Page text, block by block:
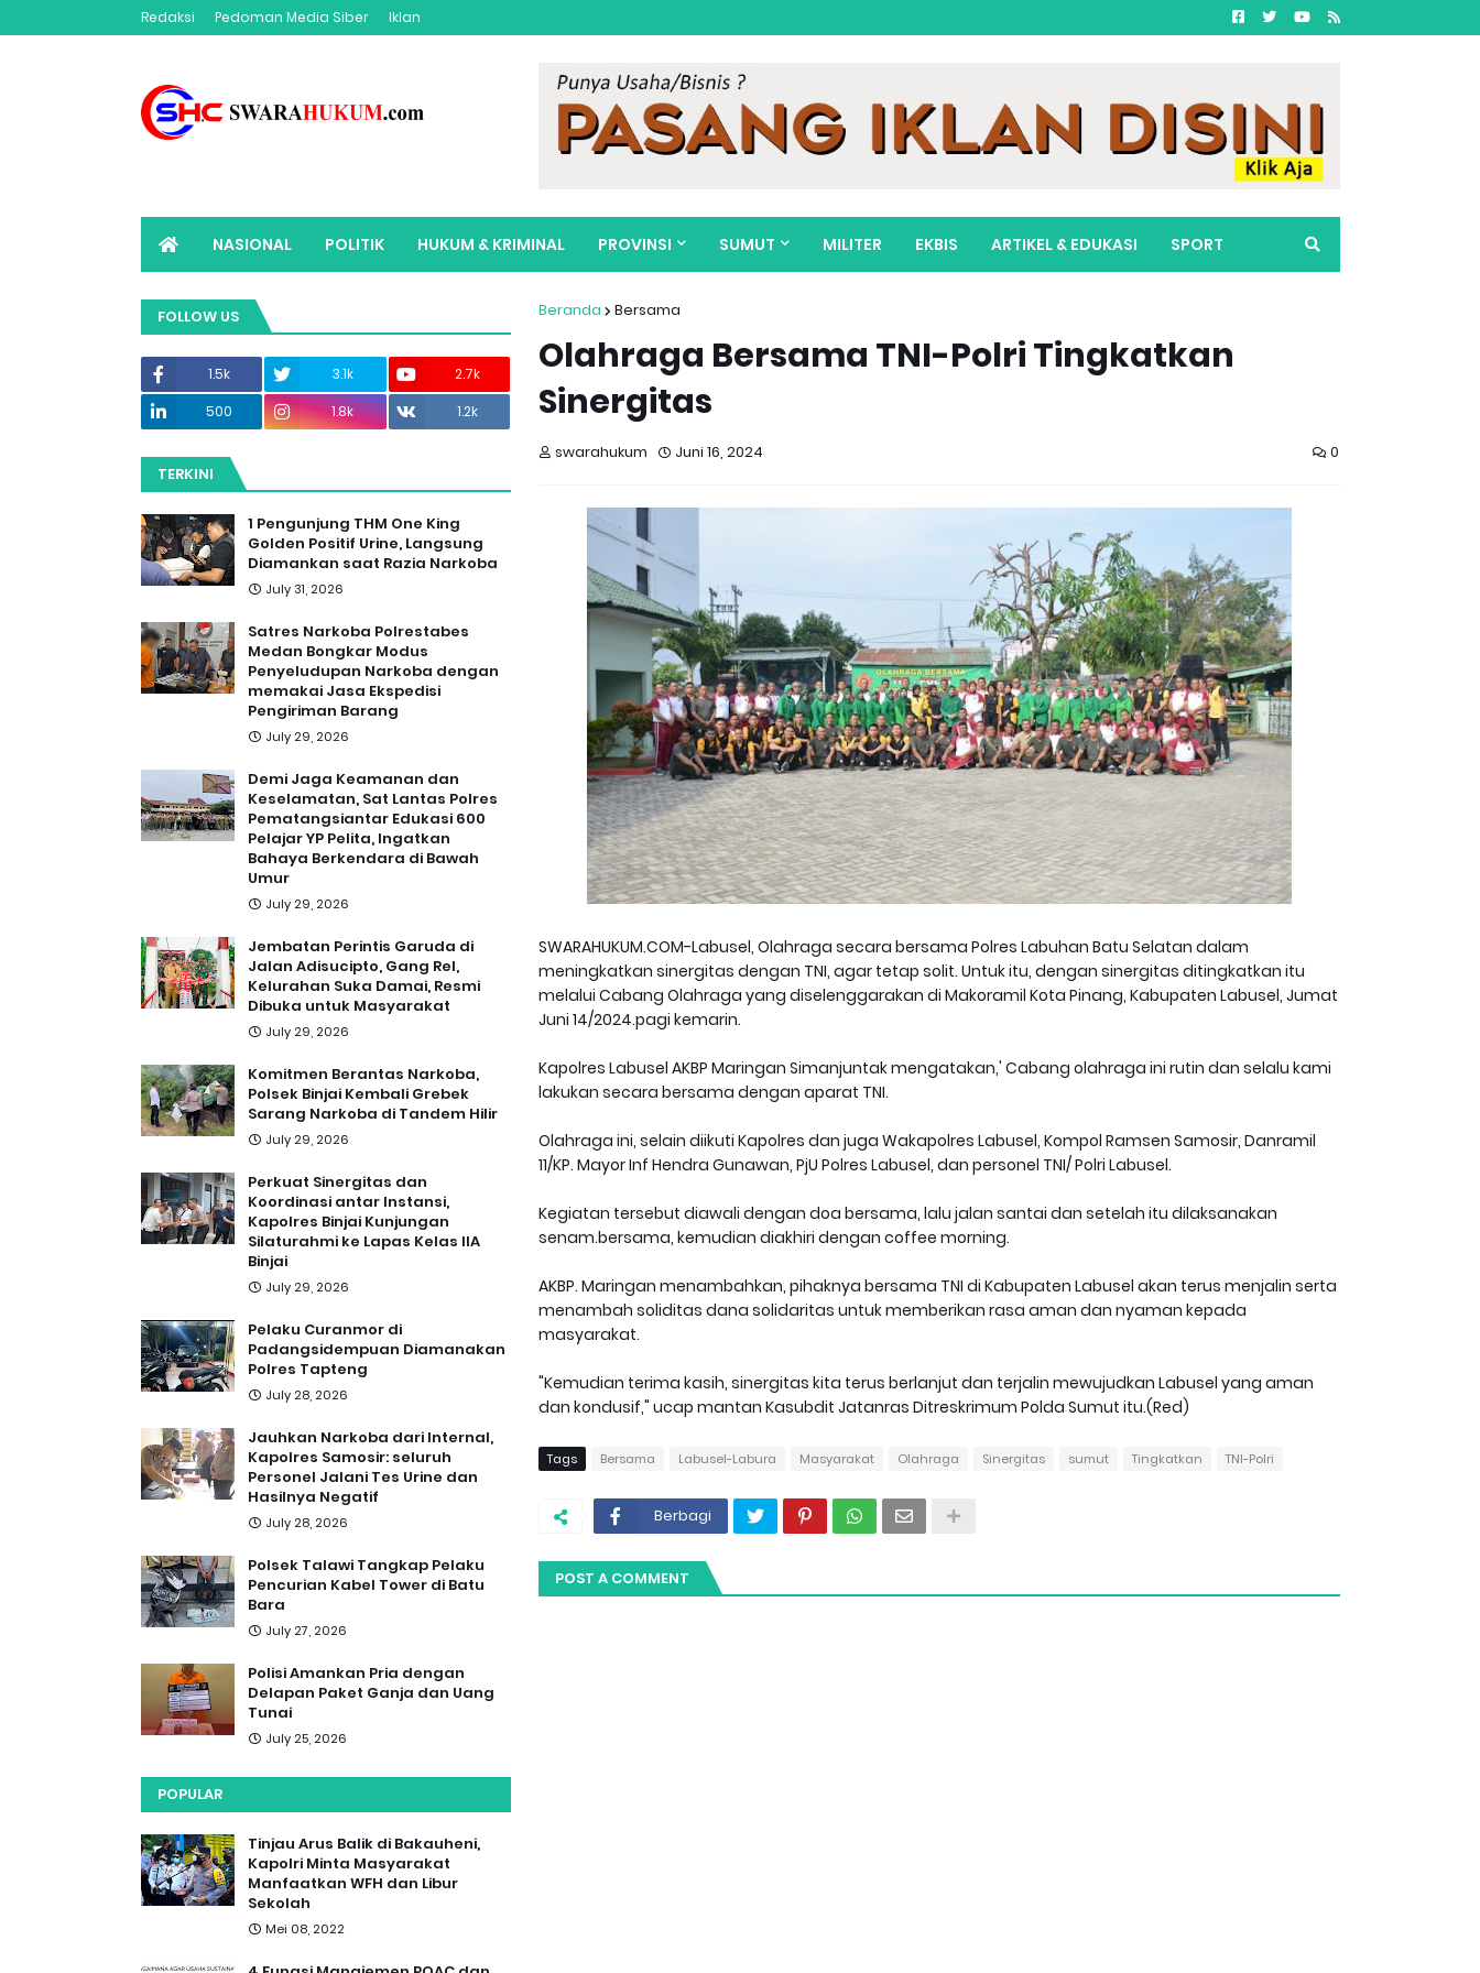
Redaksi Pedoman Media Siber Iklan
NASIONAL POLITIK HUKUM & KRIMINAL PROVINSI SUMUT MILITER EKBIS ARTIKEL & EDUKASI SPORT
ADVERTORIAL Beranda Bersama
Olahraga Bersama TNI-Polri Tingkatkan
Sinergitas
swarahukum Juni 16, 2024 0
SWARAHUKUM.COM-Labusel, Olahraga secara bersama Polres Labuhan Batu Selatan dalam
meningkatkan sinergitas dengan TNI, agar tetap solit. Untuk itu, dengan sinergitas ditingkatkan itu
melalui Cabang Olahraga yang diselenggarakan di Makoramil Kota Pinang, Kabupaten Labusel, Jumat
Juni 14/2024.pagi kemarin.
Kapolres Labusel AKBP Maringan Simanjuntak mengatakan,' Cabang olahraga ini rutin dan selalu kami
lakukan secara bersama dengan aparat TNI.
Olahraga ini, selain diikuti Kapolres dan juga Wakapolres Labusel, Kompol Ramsen Samosir, Danramil
11/KP. Mayor Inf Hendra Gunawan, PjU Polres Labusel, dan personel TNI/ Polri Labusel.
Kegiatan tersebut diawali dengan doa bersama, lalu jalan santai dan setelah itu dilaksanakan
senam.bersama, kemudian diakhiri dengan coffee morning.
AKBP. Maringan menambahkan, pihaknya bersama TNI di Kabupaten Labusel akan terus menjalin serta
menambah soliditas dana solidaritas untuk memberikan rasa aman dan nyaman kepada
masyarakat.
"Kemudian terima kasih, sinergitas kita terus berlanjut dan terjalin mewujudkan Labusel yang aman
dan kondusif," ucap mantan Kasubdit Jatanras Ditreskrimum Polda Sumut itu.(Red)
Tags Bersama Labusel-Labura Masyarakat Olahraga Sinergitas sumut Tingkatkan TNI-Polri
Berbagi
POST A COMMENT
FOLLOW US
1.5k 3.1k
2.7k
500
1.8k 1.2k
TERKINI
1 Pengunjung THM One King
Golden Positif Urine, Langsung
Diamankan saat Razia Narkoba
July 31, 2026
Satres Narkoba Polrestabes
Medan Bongkar Modus
Penyeludupan Narkoba dengan
memakai Jasa Ekspedisi
Pengiriman Barang
July 29, 2026
Demi Jaga Keamanan dan
Keselamatan, Sat Lantas Polres
Pematangsiantar Edukasi 600
Pelajar YP Pelita, Ingatkan
Bahaya Berkendara di Bawah
Umur
July 29, 2026
Jembatan Perintis Garuda di
Jalan Adisucipto, Gang Rel,
Kelurahan Suka Damai, Resmi
Dibuka untuk Masyarakat
July 29, 2026
Komitmen Berantas Narkoba,
Polsek Binjai Kembali Grebek
Sarang Narkoba di Tandem Hilir
July 29, 2026
Perkuat Sinergitas dan
Koordinasi antar Instansi,
Kapolres Binjai Kunjungan
Silaturahmi ke Lapas Kelas IIA
Binjai
July 29, 2026
Pelaku Curanmor di
Padangsidempuan Diamanakan
Polres Tapteng
July 28, 2026
Jauhkan Narkoba dari Internal,
Kapolres Samosir: seluruh
Personel Jalani Tes Urine dan
Hasilnya Negatif
July 28, 2026
Polsek Talawi Tangkap Pelaku
Pencurian Kabel Tower di Batu
Bara
July 27, 2026
Polisi Amankan Pria dengan
Delapan Paket Ganja dan Uang
Tunai
July 25, 2026
POPULAR
Tinjau Arus Balik di Bakauheni,
Kapolri Minta Masyarakat
Manfaatkan WFH dan Libur
Sekolah
Mei 08, 2022